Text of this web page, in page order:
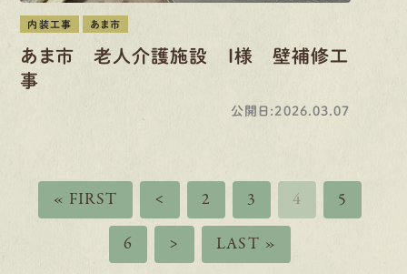
内装工事 あま市
あま市 老人介護施設 I様 壁補修工
事
公開日:2026.03.07
« FIRST < 2 3 4
5
6
> LAST »